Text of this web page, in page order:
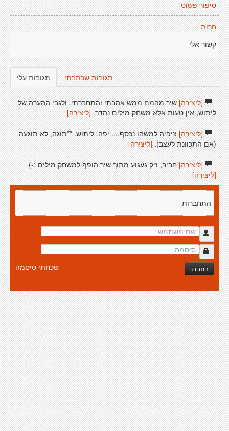
סיפור פשוט
חרות
קשור אלי
תגובות עלי תגובות שכתבתי
[ליצירה]שיר מהמם ממש אהבתי והתחברתי. ולגבי ההערה של
ליתוש, אין טעות אלא משחק מילים נהדר. [ליצירה]
[ליצירה]ציפיה למשהו נכסף.... יפה. ליתוש. **תוגה, לא תוגעה
(אם התכוונת לעצב). [ליצירה]
[ליצירה]חביב, זיק געגוע מתוך שיר הופף למשחק מילים :-)
[ליצירה]
התחברות
התחבר שכחתי סיסמה